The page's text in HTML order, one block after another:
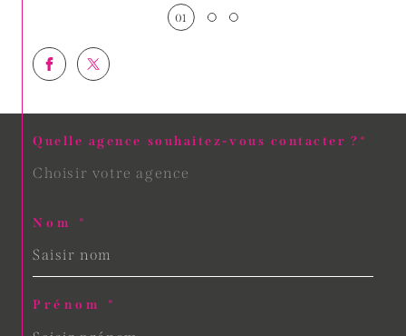
Quelle agence souhaitez-vous contacter ?*
Choisir votre agence
Nom *
Prénom *
01